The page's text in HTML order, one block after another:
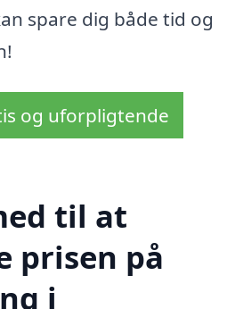
spare dig både tid og
og uforpligtende
til at
prisen på
i